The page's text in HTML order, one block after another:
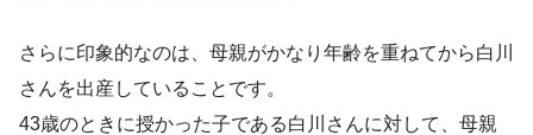
さらに印象的なのは、母親がかなり年齢を重ねてから白川
さんを出産していることです。
43歳のときに授かった子である白川さんに対して、母親